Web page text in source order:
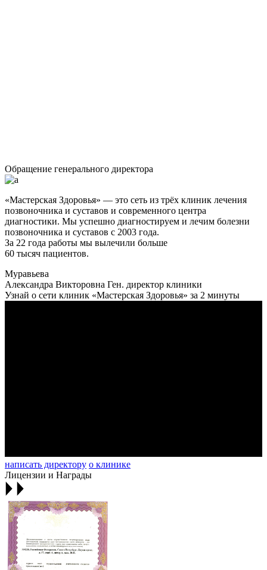
Обращение генерального директора
«Мастерская Здоровья» — это сеть из трёх клиник лечения
позвоночника и суставов и современного центра
диагностики. Мы успешно диагностируем и лечим болезни
позвоночника и суставов с 2003 года.
За 22 года работы мы вылечили больше
60 тысяч пациентов.
Муравьева
Александра Викторовна Ген. директор клиники
Узнай о сети клиник «Мастерская Здоровья» за 2 минуты
написать директору о клинике
Лицензии и Награды